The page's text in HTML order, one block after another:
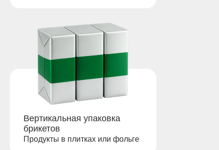
Вертикальная упаковка
брикетов
Продукты в плитках или фольге